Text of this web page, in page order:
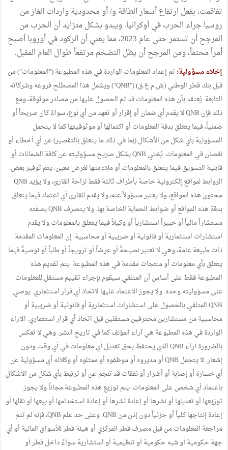
تفاقمت، بفعل ارتفاع أسعار الطاقة و/ أو محدودية واردات الغاز من
روسيا جراء الحرب في أوكرانيا. ويبدو بشكل متزايد أن الحرب من
المرجح أن تستمر حتى عام 2023، مما يعني أن الركود في أوروبا أصبح
أمراً محتماً، ومن المرجح أن يظل التضخم مرتفعاً طوال العام المقبل.
إخلاء مسؤولية: تم إعداد المعلومات الواردة في هذه المطبوعة ("المعلومات") من
قبل بنك قطر الوطني (ش.م.ع.ق) ("QNB") ويشمل هذا المصطلح فروعه وشركاته
التابعة. يُعتقد بأن هذه المعلومات قد تم الحصول عليها من مصادر موثوقة، ومع
ذلك فإن QNB لا يقدم أي ضمان أو إقرار أو تعهد من أي نوع، سواءً كان صريحاً أو
ضمنياً، فيما يتعلق بدقة المعلومات أو اكتمالها أو موثوقيتها كما لا يتحمل
المسؤولية بأي شكل من الأشكال (بما في ذلك ما يتعلق بالتقصير) عن أي أخطاء أو
نقصان في المعلومات. يُخلي QNB بشكل صريح مسؤوليته عن كافة الضمانات أو
قابلية التسويق فيما يتعلق بالمعلومات أو ملاءمتها لغرض معين. يتم توفير بعض
الروابط لمواقع إلكترونية خاصة بأطراف ثالثة فقط لراحة القارئ، ولا يؤيد QNB
محتوى هذه المواقع، ولا يعتبر مسؤولاً عنه، ولا يقدم للقارئ أي اعتماد فيما يتعلق
بدقة هذه المواقع أو ضوابط الحماية الخاصة بها. ولا يتصرف QNB بصفته
مستشاراً مالياً أو خبيراً استشارياً أو وكيلاً فيما يتعلق بالمعلومات ولا يقدم
استشارات استثمارية أو قانونية أو ضريبية أو محاسبية. إن المعلومات المقدمة
ذات طبيعة عامة، وهي لا تعتبر نصيحةً أو عرضاً أو ترويجاً أو طلباً أو توصيةً فيما
يتعلق بأي معلومات أو منتجات مقدمة في هذه المطبوعة. يتم تقديم هذه
المطبوعة فقط على أساس أن المتلقي سيقوم بإجراء تقييم مستقل للمعلومات
على مسؤوليته وحده. ولا يجوز الاعتماد عليها لاتخاذ أي قرار استثماري. يوصي
QNB المتلقي بالحصول على استشارات استثمارية أو قانونية أو ضريبية أو
محاسبية من مستشارين محترفين مستقلين قبل اتخاذ أي قرار استثماري. الآراء
الواردة في هذه المطبوعة هي آراء المؤلف كما في تاريخ النشر. وهي لا تعكس
بالضرورة آراء QNB الذي يحتفظ بحق تعديل أي معلومات في أي وقت ودون
إشعار. لا يتحمل QNB أو مديروه أو موظفوه أو ممثلوه أو وكلائه أي مسؤولية عن
أي خسارة أو إصابة أو أضرار أو نفقات قد تنجم عن أو ترتبط بأي شكل من الأشكال
باعتماد أي شخص على المعلومات. يتم توزيع هذه المطبوعة مجاناً ولا يجوز
توزيعها أو تعديلها أو نشرها أو إعادة نشرها أو إعادة استخدامها أو بيعها أو نقلها أو
إعادة إنتاجها كلياً أو جزئياً دون إذن من QNB. وعلى حد علم QNB، فإنه لم تتم
مراجعة المعلومات من قبل مصرف قطر المركزي أو هيئة قطر للأسواق المالية أو أي
جهة حكومية أو شبه حكومية أو تنظيمية أو استشارية سواءً داخل قطر أو